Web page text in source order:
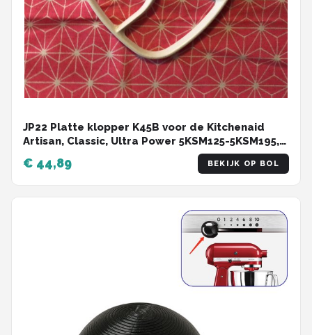
JP22 Platte klopper K45B voor de Kitchenaid
Artisan, Classic, Ultra Power 5KSM125-5KSM195,
KSM90, Hobart K45 en vele andere machines.
€ 44,89 BEKIJK OP BOL